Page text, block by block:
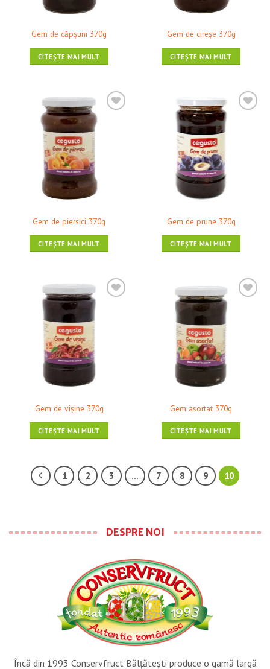
Gem de căpşuni 370g
CITEȘTE MAI MULT
Gem de cireşe 370g
CITEȘTE MAI MULT
❤ Pune în Wishlist
Gem de piersici 370g
CITEȘTE MAI MULT
❤ Pune în Wishlist
Gem de prune 370g
CITEȘTE MAI MULT
❤ Pune în Wishlist
Gem de vişine 370g
CITEȘTE MAI MULT
❤ Pune în Wishlist
Gem asortat 370g
CITEȘTE MAI MULT
1 2 3 … 7 8 9 10
DESPRE NOI
Încă din 1993 Conservfruct Bălţăteşti produce o gamă largă